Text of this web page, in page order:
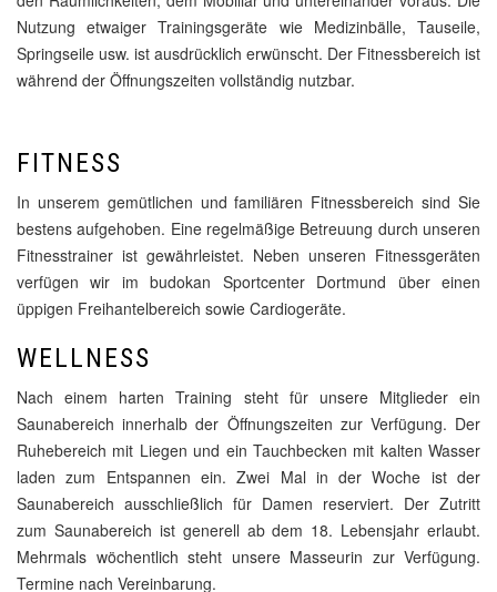
Nutzung etwaiger Trainingsgeräte wie Medizinbälle, Tauseile,
Springseile usw. ist ausdrücklich erwünscht. Der Fitnessbereich ist
während der Öffnungszeiten vollständig nutzbar.
FITNESS
In unserem gemütlichen und familiären Fitnessbereich sind Sie
bestens aufgehoben. Eine regelmäßige Betreuung durch unseren
Fitnesstrainer ist gewährleistet. Neben unseren Fitnessgeräten
verfügen wir im budokan Sportcenter Dortmund über einen
üppigen Freihantelbereich sowie Cardiogeräte.
WELLNESS
Nach einem harten Training steht für unsere Mitglieder ein
Saunabereich innerhalb der Öffnungszeiten zur Verfügung. Der
Ruhebereich mit Liegen und ein Tauchbecken mit kalten Wasser
laden zum Entspannen ein. Zwei Mal in der Woche ist der
Saunabereich ausschließlich für Damen reserviert. Der Zutritt
zum Saunabereich ist generell ab dem 18. Lebensjahr erlaubt.
Mehrmals wöchentlich steht unsere Masseurin zur Verfügung.
Termine nach Vereinbarung.